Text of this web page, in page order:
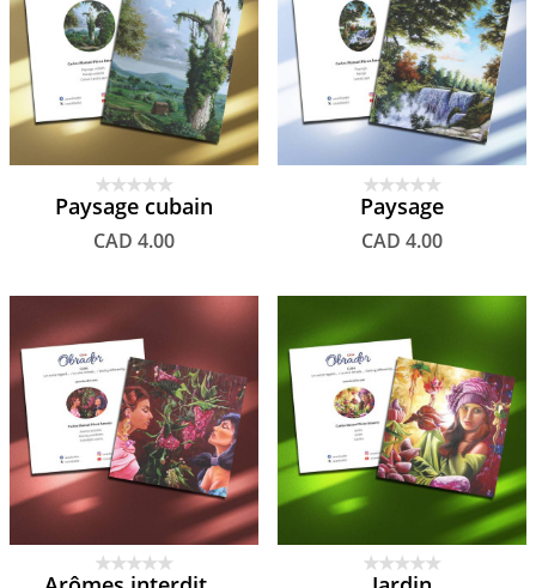
Paysage cubain
CAD 4.00
Paysage
CAD 4.00